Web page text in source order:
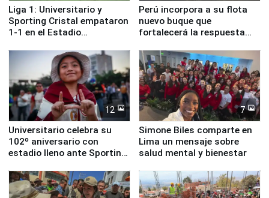
Liga 1: Universitario y
Sporting Cristal empataron
1-1 en el Estadio
Perú incorpora a su flota
nuevo buque que
fortalecerá la respuesta
12
Universitario celebra su
102º aniversario con
estadio lleno ante Sporting
7
Simone Biles comparte en
Lima un mensaje sobre
salud mental y bienestar